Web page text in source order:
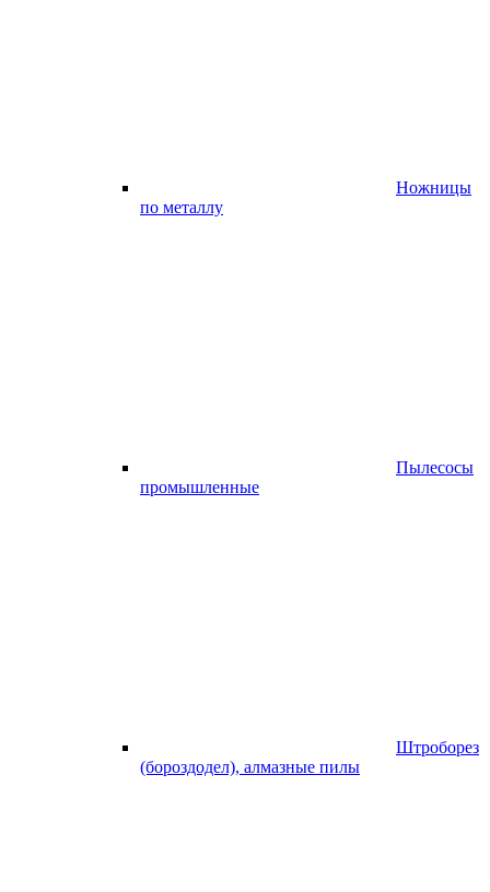
Ножницы
по металлу
Пылесосы
промышленные
Штроборез
(бороздодел), алмазные пилы